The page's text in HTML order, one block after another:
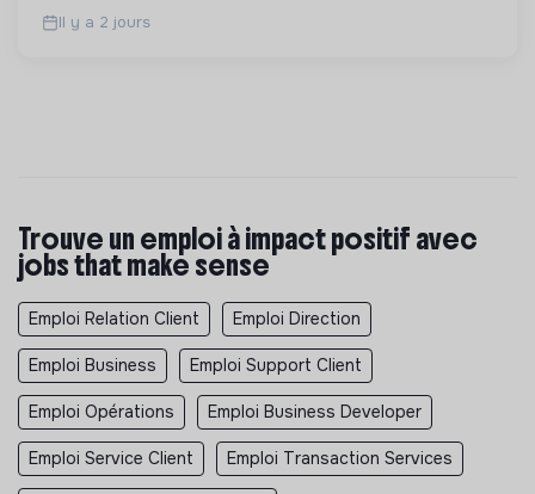
Il y a 2 jours
Trouve un emploi à impact positif avec
jobs that make sense
Emploi Relation Client Emploi Direction
Emploi Business Emploi Support Client
Emploi Opérations Emploi Business Developer
Emploi Service Client Emploi Transaction Services